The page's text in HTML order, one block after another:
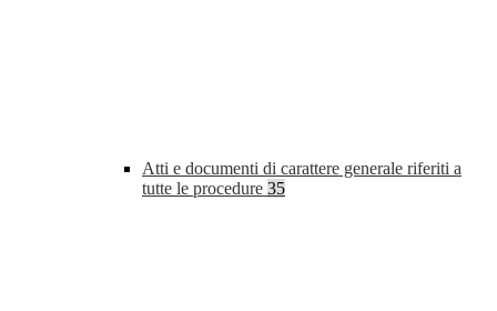
Atti e documenti di carattere generale riferiti a
tutte le procedure 35